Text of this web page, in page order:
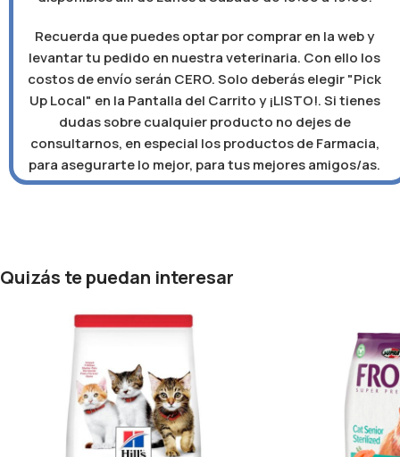
Recuerda que puedes optar por comprar en la web y
levantar tu pedido en nuestra veterinaria. Con ello los
costos de envío serán CERO. Solo deberás elegir "Pick
Up Local" en la Pantalla del Carrito y ¡LISTO!. Si tienes
dudas sobre cualquier producto no dejes de
consultarnos, en especial los productos de Farmacia,
para asegurarte lo mejor, para tus mejores amigos/as.
Quizás te puedan interesar